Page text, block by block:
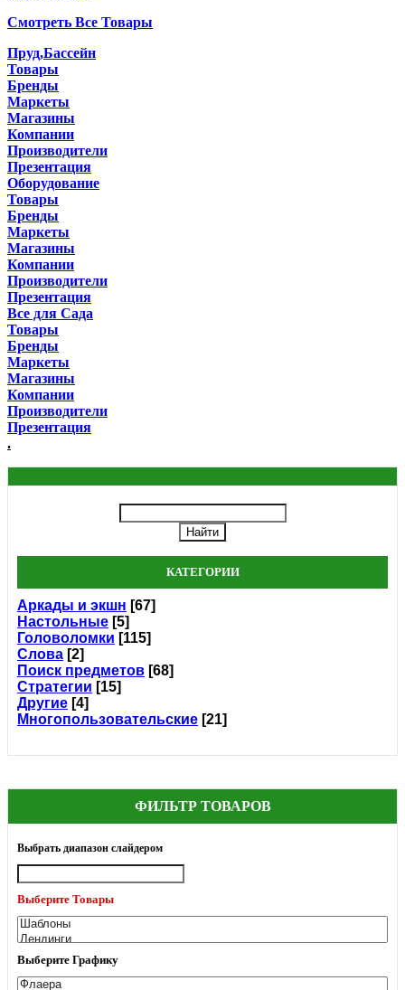
Смотреть Все Товары
Пруд,Бассейн
Товары
Бренды
Маркеты
Магазины
Компании
Производители
Презентация
Оборудование
Товары
Бренды
Маркеты
Магазины
Компании
Производители
Презентация
Все для Сада
Товары
Бренды
Маркеты
Магазины
Компании
Производители
Презентация
.
КАТЕГОРИИ
Аркады и экшн [67]
Настольные [5]
Головоломки [115]
Слова [2]
Поиск предметов [68]
Стратегии [15]
Другие [4]
Многопользовательские [21]
ФИЛЬТР ТОВАРОВ
Выбрать диапазон слайдером
Выберите Товары
Выберите Графику